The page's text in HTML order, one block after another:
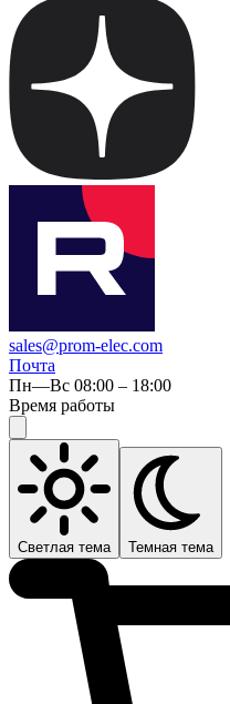
sales@prom-elec.com
Почта
Пн—Вс 08:00 – 18:00
Время работы
Светлая тема Темная тема